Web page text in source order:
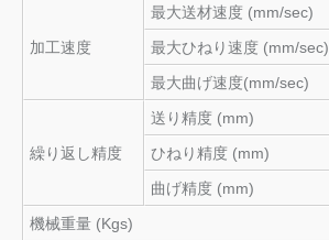
加工速度
最大送材速度 (mm/sec)
最大ひねり速度 (mm/sec)
最大曲げ速度(mm/sec)
繰り返し精度
送り精度 (mm)
ひねり精度 (mm)
曲げ精度 (mm)
機械重量 (Kgs)